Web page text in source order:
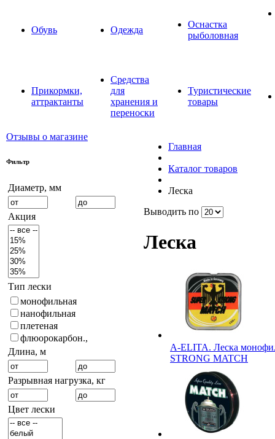
Обувь Одежда
Оснастка
рыболовная
Прикормки,
аттрактанты
Средства
для
хранения и
переноски
Туристические
товары
Отзывы о магазине
Фильтр
Диаметр, мм
Акция
Тип лески
монофильная
нанофильная
плетеная
флюорокарбон.,
Длина, м
Разрывная нагрузка, кг
Цвет лески
Главная
Каталог товаров
Леска
Выводить по
Леска
A-ELITA. Леска
STRONG MATCH